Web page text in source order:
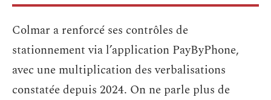
Colmar a renforcé ses contrôles de
stationnement via l’application PayByPhone,
avec une multiplication des verbalisations
constatée depuis 2024. On ne parle plus de